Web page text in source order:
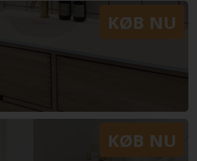
KØB NU
KØB NU